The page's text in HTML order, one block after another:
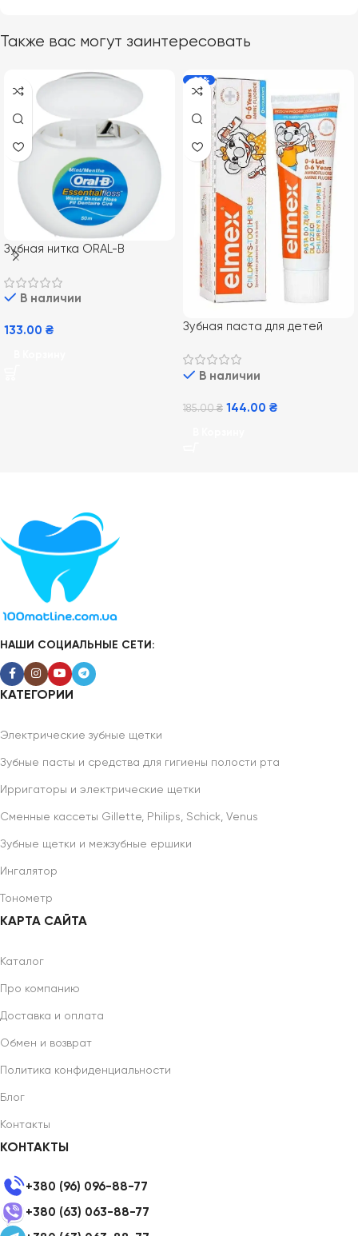
Также вас могут заинтересовать
Зубная нитка ORAL-B
В наличии
133.00 ₴
-22%
Зубная паста для детей
В наличии
185.00₴ 144.00 ₴
НАШИ СОЦИАЛЬНЫЕ СЕТИ:
КАТЕГОРИИ
Электрические зубные щетки
Зубные пасты и средства для гигиены полости рта
Ирригаторы и электрические щетки
Сменные кассеты Gillette, Philips, Schick, Venus
Зубные щетки и межзубные ершики
Ингалятор
Тонометр
КАРТА САЙТА
Каталог
Про компанию
Доставка и оплата
Обмен и возврат
Политика конфиденциальности
Блог
Контакты
КОНТАКТЫ
+380 (96) 096-88-77
+380 (63) 063-88-77